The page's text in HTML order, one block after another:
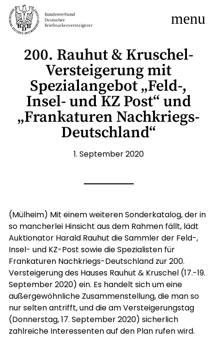
menu
200. Rauhut & Kruschel-
Versteigerung mit
Spezialangebot „Feld-,
Insel- und KZ Post“ und
„Frankaturen Nachkriegs-
Deutschland“
1. September 2020
(Mülheim) Mit einem weiteren Sonderkatalog, der in
so mancherlei Hinsicht aus dem Rahmen fällt, lädt
Auktionator Harald Rauhut die Sammler der Feld-,
Insel- und KZ-Post sowie die Spezialisten für
Frankaturen Nachkriegs-Deutschland zur 200.
Versteigerung des Hauses Rauhut & Kruschel (17.-19.
September 2020) ein. Es handelt sich um eine
außergewöhnliche Zusammenstellung, die man so
nur selten antrifft, und die am Versteigerungstag
(Donnerstag, 17. September 2020) sicherlich
zahlreiche Interessenten auf den Plan rufen wird.